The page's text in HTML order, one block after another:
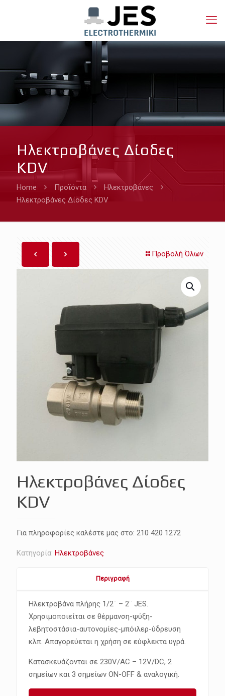
Ηλεκτροβάνες Δίοδες
KDV
Home Προϊόντα
Ηλεκτροβάνες
Ηλεκτροβάνες Δίοδες KDV
Προβολή Όλων
Ηλεκτροβάνες Δίοδες
KDV
Για πληροφορίες καλέστε μας στο: 210 420 1272
Κατηγορία: Ηλεκτροβάνες
Περιγραφή
Ηλεκτροβάνα πλήρης 1/2¨ – 2¨ JES.
Χρησιμοποιείται σε θέρμανση-ψύξη-
λεβητοστάσια-αυτονομίες-μπόιλερ-ύδρευση
κλπ. Απαγορεύεται η χρήση σε εύφλεκτα υγρά.
Κατασκευάζονται σε 230V/AC – 12V/DC, 2
σημείων και 3 σημείων ON-OFF & αναλογική.